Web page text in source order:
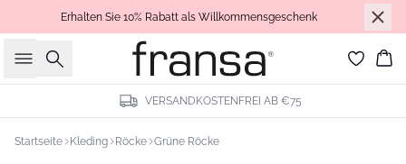
Erhalten Sie 10% Rabatt als Willkommensgeschenk
Suche
VERSANDKOSTENFREI AB €75
Startseite Kleding Röcke Grüne Röcke